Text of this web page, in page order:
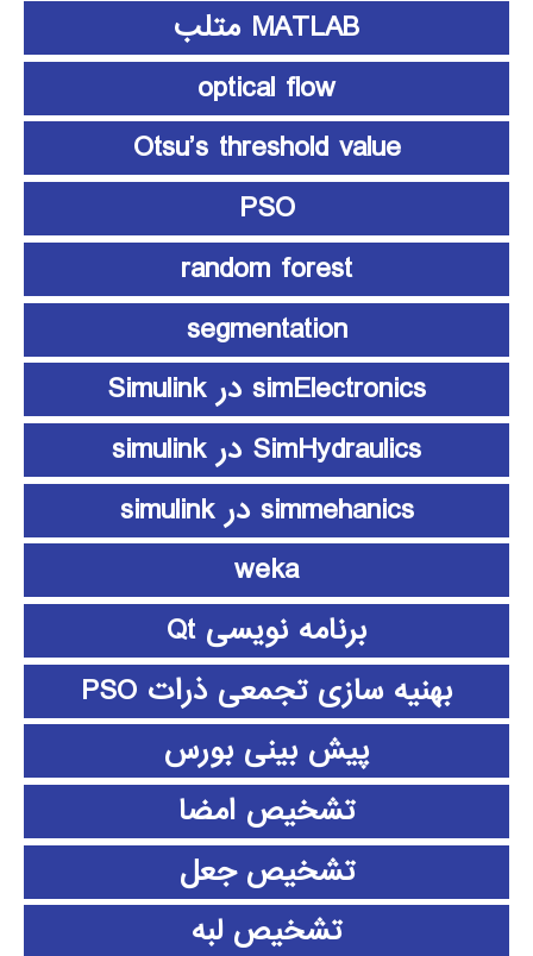
MATLAB متلب
optical flow
Otsu’s threshold value
PSO
random forest
segmentation
simElectronics در Simulink
SimHydraulics در simulink
simmehanics در simulink
weka
برنامه نویسی Qt
بهنیه سازی تجمعی ذرات PSO
پیش بینی بورس
تشخیص امضا
تشخیص جعل
تشخیص لبه